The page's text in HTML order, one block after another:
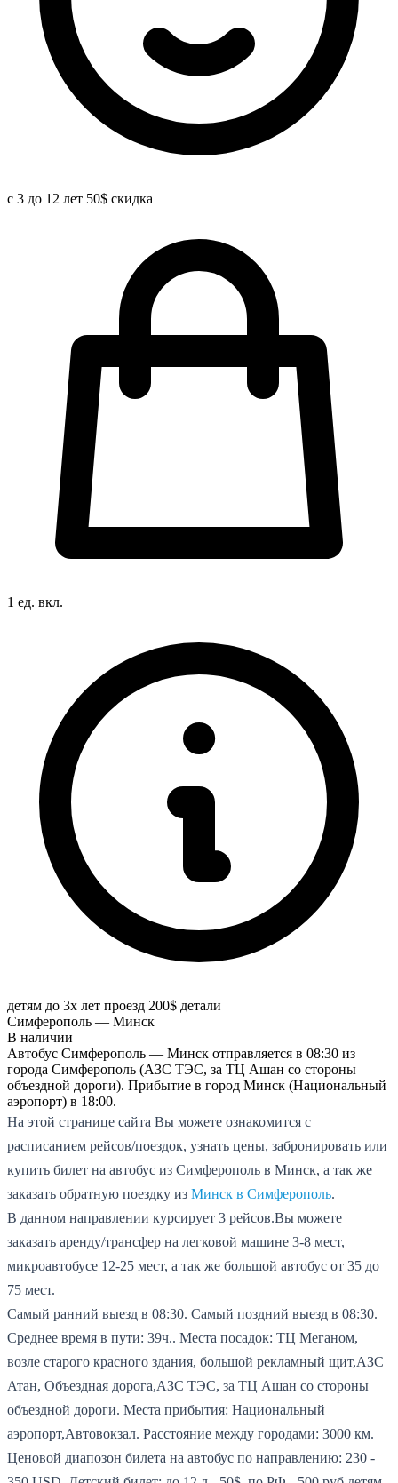
с 3 до 12 лет 50$ скидка
1 ед. вкл.
детям до 3х лет проезд 200$ детали
Симферополь — Минск
В наличии
Автобус Симферополь — Минск отправляется в 08:30 из
города Симферополь (АЗС ТЭС, за ТЦ Ашан со стороны
объездной дороги). Прибытие в город Минск (Национальный
аэропорт) в 18:00.
На этой странице сайта Вы можете ознакомится с
расписанием рейсов/поездок, узнать цены, забронировать или
купить билет на автобус из Симферополь в Минск, а так же
заказать обратную поездку из Минск в Симферополь.
В данном направлении курсирует 3 рейсов.Вы можете
заказать аренду/трансфер на легковой машине 3-8 мест,
микроавтобусе 12-25 мест, а так же большой автобус от 35 до
75 мест.
Самый ранний выезд в 08:30. Самый поздний выезд в 08:30.
Среднее время в пути: 39ч.. Места посадок: ТЦ Меганом,
возле старого красного здания, большой рекламный щит,АЗС
Атан, Объездная дорога,АЗС ТЭС, за ТЦ Ашан со стороны
объездной дороги. Места прибытия: Национальный
аэропорт,Автовокзал. Расстояние между городами: 3000 км.
Ценовой диапозон билета на автобус по направлению: 230 -